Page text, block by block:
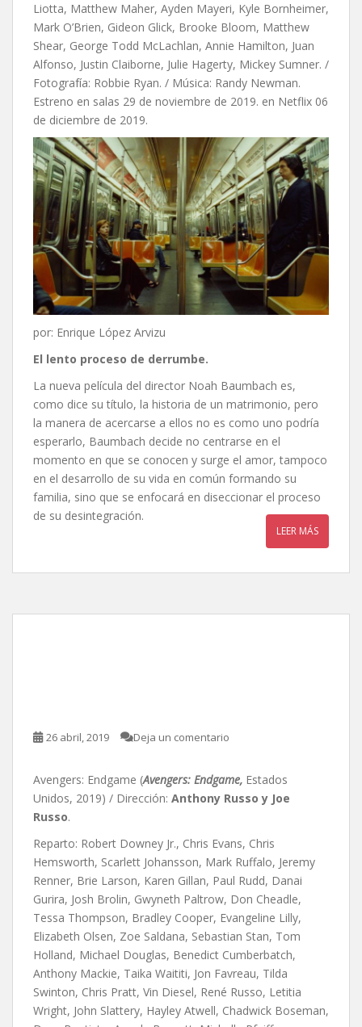
Liotta, Matthew Maher, Ayden Mayeri, Kyle Bornheimer,
Mark O’Brien, Gideon Glick, Brooke Bloom, Matthew
Shear, George Todd McLachlan, Annie Hamilton, Juan
Alfonso, Justin Claiborne, Julie Hagerty, Mickey Sumner. /
Fotografía: Robbie Ryan. / Música: Randy Newman.
Estreno en salas 29 de noviembre de 2019. en Netflix 06
de diciembre de 2019.
por: Enrique López Arvizu
El lento proceso de derrumbe.
La nueva película del director Noah Baumbach es,
como dice su título, la historia de un matrimonio, pero
la manera de acercarse a ellos no es como uno podría
esperarlo, Baumbach decide no centrarse en el
momento en que se conocen y surge el amor, tampoco
en el desarrollo de su vida en común formando su
familia, sino que se enfocará en diseccionar el proceso
de su desintegración.
LEER MÁS
26 abril, 2019 Deja un comentario
Avengers: Endgame (Avengers: Endgame, Estados
Unidos, 2019) / Dirección: Anthony Russo y Joe
Russo.
Reparto: Robert Downey Jr., Chris Evans, Chris
Hemsworth, Scarlett Johansson, Mark Ruffalo, Jeremy
Renner, Brie Larson, Karen Gillan, Paul Rudd, Danai
Gurira, Josh Brolin, Gwyneth Paltrow, Don Cheadle,
Tessa Thompson, Bradley Cooper, Evangeline Lilly,
Elizabeth Olsen, Zoe Saldana, Sebastian Stan, Tom
Holland, Michael Douglas, Benedict Cumberbatch,
Anthony Mackie, Taika Waititi, Jon Favreau, Tilda
Swinton, Chris Pratt, Vin Diesel, René Russo, Letitia
Wright, John Slattery, Hayley Atwell, Chadwick Boseman,